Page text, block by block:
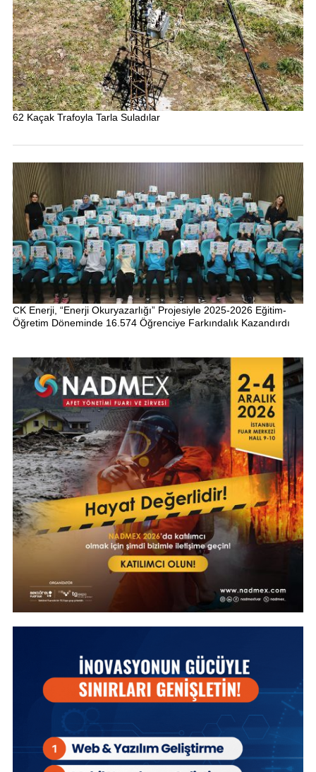
62 Kaçak Trafoyla Tarla Suladılar
CK Enerji, “Enerji Okuryazarlığı” Projesiyle 2025-2026 Eğitim-
Öğretim Döneminde 16.574 Öğrenciye Farkındalık Kazandırdı